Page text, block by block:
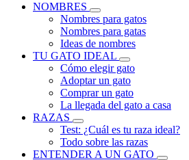
NOMBRES
Nombres para gatos
Nombres para gatas
Ideas de nombres
TU GATO IDEAL
Cómo elegir gato
Adoptar un gato
Comprar un gato
La llegada del gato a casa
RAZAS
Test: ¿Cuál es tu raza ideal?
Todo sobre las razas
ENTENDER A UN GATO